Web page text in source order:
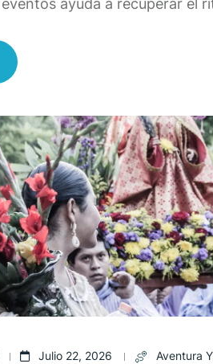
ayuda a recuperar el
Julio 22, 2026 Aventura